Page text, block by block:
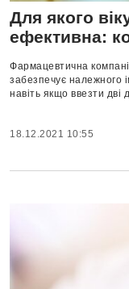
Для якого
ефективна:
Фармацевтична
забезпечує належного
навіть якщо ввезти дві
18.12.2021 10:55